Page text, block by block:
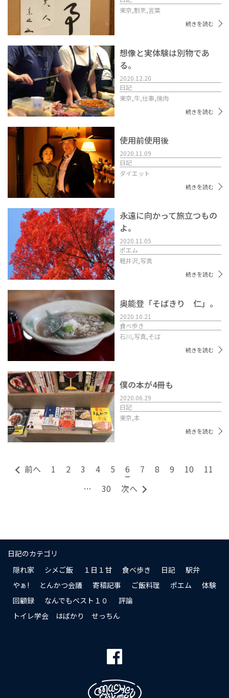
東京,割烹,言葉
続きを読む
想像と実体験は別物であ
る。
2020.12.20
日記
東京,牛,仕事,焼肉
続きを読む
使用前使用後
2020.11.09
日記
ダイエット
続きを読む
永遠に向かって旅立つもの
よ。
2020.11.05
ポエム
軽井沢,写真
続きを読む
奥能登「そばきり 仁」。
2020.10.21
食べ歩き
石川,写真,そば
続きを読む
僕の本が4冊も
2020.06.29
日記
東京,本
続きを読む
前へ 1 2 3 4 5 6 7 8 9 10
11
…
30 次へ
日記のカテゴリ
隠れ家
シメご飯 １日１甘 食べ歩き 日記
駅弁
やぁ!
とんかつ会議 寄稿記事 ご飯料理 ポエム
体験
回顧録
なんでもベスト１０
評論
トイレ学会 はばかり せっちん